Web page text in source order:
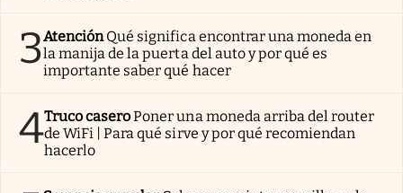
3AtenciónQué significa encontrar una moneda en
la manija de la puerta del auto y por qué es
importante saber qué hacer
4Truco caseroPoner una moneda arriba del router
de WiFi | Para qué sirve y por qué recomiendan
hacerlo